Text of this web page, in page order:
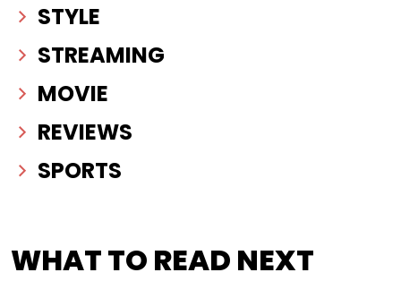
STYLE
STREAMING
MOVIE
REVIEWS
SPORTS
WHAT TO READ NEXT